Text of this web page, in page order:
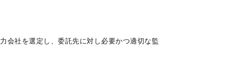
会社を選定し、委託先に対し必要かつ適切な監